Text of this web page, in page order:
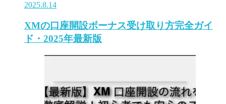
2025.8.14
XMの口座開設ボーナス受け取り方完全ガイ
ド・2025年最新版